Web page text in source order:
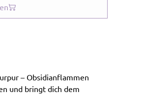
– Obsidianflammen
und bringt dich dem